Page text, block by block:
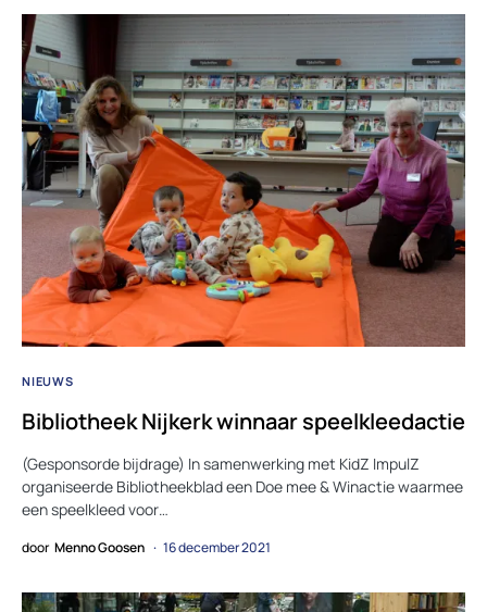
NIEUWS
Bibliotheek Nijkerk winnaar speelkleedactie
(Gesponsorde bijdrage) In samenwerking met KidZ ImpulZ
organiseerde Bibliotheekblad een Doe mee & Winactie waarmee
een speelkleed voor…
door Menno Goosen 16 december 2021